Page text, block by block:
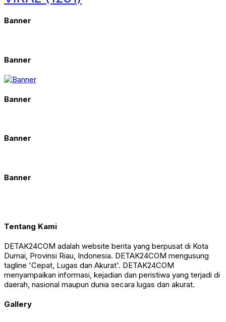
Banner
Banner
Banner
Banner
Banner
Tentang Kami
DETAK24COM adalah website berita yang berpusat di Kota
Dumai, Provinsi Riau, Indonesia. DETAK24COM mengusung
tagline 'Cepat, Lugas dan Akurat'. DETAK24COM
menyampaikan informasi, kejadian dan peristiwa yang terjadi di
daerah, nasional maupun dunia secara lugas dan akurat.
Gallery